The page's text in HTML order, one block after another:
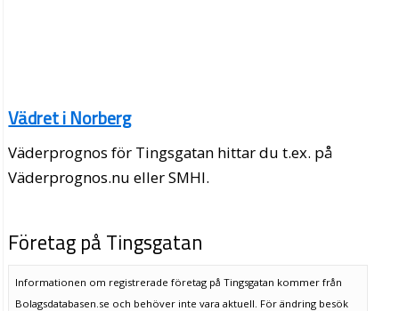
Vädret i Norberg
Väderprognos för Tingsgatan hittar du t.ex. på
Väderprognos.nu eller SMHI.
Företag på Tingsgatan
Informationen om registrerade företag på Tingsgatan kommer från
Bolagsdatabasen.se och behöver inte vara aktuell. För ändring besök